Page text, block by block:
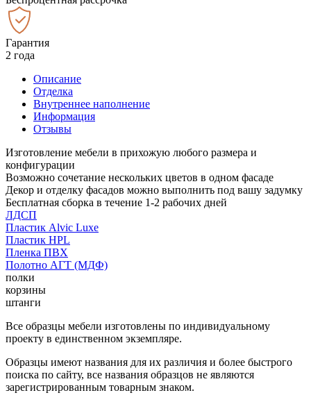
Гарантия
2 года
Описание
Отделка
Внутреннее наполнение
Информация
Отзывы
Изготовление мебели в прихожую любого размера и
конфигурации
Возможно сочетание нескольких цветов в одном фасаде
Декор и отделку фасадов можно выполнить под вашу задумку
Бесплатная сборка в течение 1-2 рабочих дней
ЛДСП
Пластик Alvic Luxe
Пластик HPL
Пленка ПВХ
Полотно АГТ (МДФ)
полки
корзины
штанги
Все образцы мебели изготовлены по индивидуальному
проекту в единственном экземпляре.
Образцы имеют названия для их различия и более быстрого
поиска по сайту, все названия образцов не являются
зарегистрированным товарным знаком.